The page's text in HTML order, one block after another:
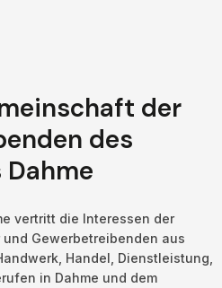
der
des
vertritt die Interessen der
Gewerbetreibenden aus
Handel, Dienstleistung,
in Dahme und dem